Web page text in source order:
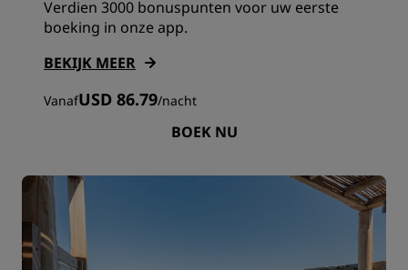
Verdien 3000 bonuspunten voor uw eerste
boeking in onze app.
BEKIJK MEER
VanafUSD 86.79/nacht
BOEK NU